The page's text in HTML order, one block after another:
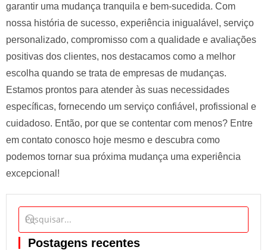
garantir uma mudança tranquila e bem-sucedida. Com
nossa história de sucesso, experiência inigualável, serviço
personalizado, compromisso com a qualidade e avaliações
positivas dos clientes, nos destacamos como a melhor
escolha quando se trata de empresas de mudanças.
Estamos prontos para atender às suas necessidades
específicas, fornecendo um serviço confiável, profissional e
cuidadoso. Então, por que se contentar com menos? Entre
em contato conosco hoje mesmo e descubra como
podemos tornar sua próxima mudança uma experiência
excepcional!
Postagens recentes